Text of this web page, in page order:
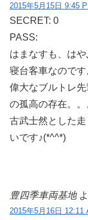
2015年5月15日 9:45
SECRET: 0
PASS:
はまなすも、は
寝台客車なのです
偉大なブルトレ
の孤高の存在。。
古武士然とした
いです♪(*^^*)
豊四季車両基地
2015年5月16日 12:11